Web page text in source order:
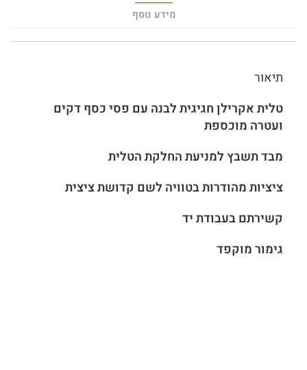
מידע נוסף
תיאור
טלית אקרילן חגיגית לבנה עם פסי כסף דקים
ועטרה מוכספת
מבד תשבץ למניעת החלקת הטלית
ציציות מהודרות בטוויה לשם קדושת ציצית
קשירתם בעבודת יד
גימור מוקפד